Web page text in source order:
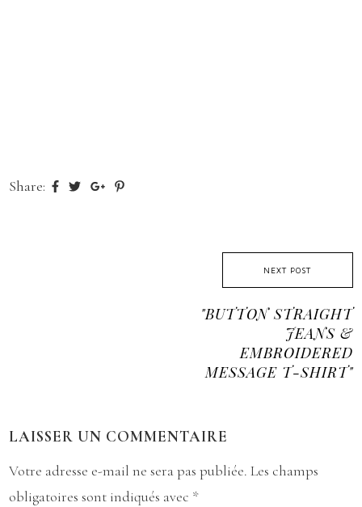
Share:
NEXT POST
"BUTTON STRAIGHT
JEANS &
EMBROIDERED
MESSAGE T-SHIRT"
LAISSER UN COMMENTAIRE
Votre adresse e-mail ne sera pas publiée. Les champs
obligatoires sont indiqués avec *